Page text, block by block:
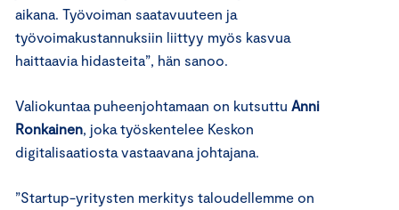
aikana. Työvoiman saatavuuteen ja
työvoimakustannuksiin liittyy myös kasvua
haittaavia hidasteita”, hän sanoo.
Valiokuntaa puheenjohtamaan on kutsuttu Anni
Ronkainen , joka työskentelee Keskon
digitalisaatiosta vastaavana johtajana.
”Startup-yritysten merkitys taloudellemme on